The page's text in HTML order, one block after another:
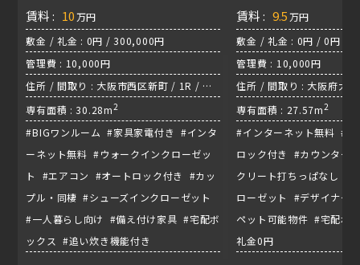
賃料 : 10 万円
敷金 / 礼金 : 0円 / 300,000円
管理費 : 10,000円
住所 / 間取り : 大阪市西区新町 / 1R / 地
下鉄御堂筋線『心斎橋駅』
専有面積 : 30.28m2
#BIGワンルーム #家具家電付き #インタ
ーネット無料 #ウォークインクローゼッ
ト #エアコン #オートロック付き #カッ
プル・同棲 #シューズインクローゼット
#一人暮らし向け #備え付け家具 #宅配ボ
ックス #追い炊き機能付き
賃料 : 9.5 万円
敷金 / 礼金 : 0円 / 0円
管理費 : 10,000円
住所 / 間取り : 大阪府大
専有面積 : 27.57m2
#インターネット無料 #
ロック付き #カウンター
クリート打ちっぱなし #
ローゼット #デザイナー
ペット可能物件 #宅配ボ
礼金0円